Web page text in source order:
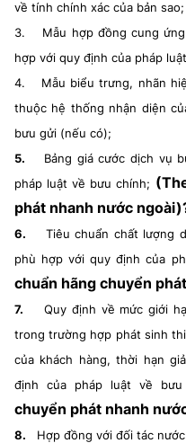
về tính chính xác của bản sao;
3.
Mẫu hợp đồng cung
hợp với quy định của pháp
4.
Mẫu biểu trưng, nhãn
thuộc hệ thống nhận diện
bưu gửi (nếu có);
5.
Bảng giá cước dịch vụ
pháp luật về bưu chính;
phát nhanh nước
6.
Tiêu chuẩn chất lượng
phù hợp với quy định của
chuẩn hãng chuyển
7.
Quy định về mức giới
trong trường hợp phát sinh
của khách hàng, thời hạn
định của pháp luật về bưu
chuyển phát nhanh
8.
Hợp đồng với đối tác